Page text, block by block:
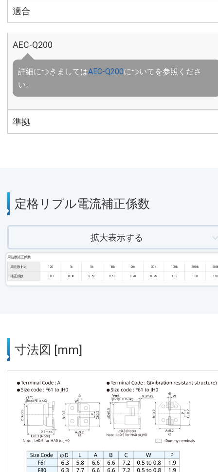
適合
AEC-Q200
詳細につきましてはAEC-Q200についてを参照くださ
い。
準拠
定格リプル電流補正係数
拡大表示する
周波数補正係数
周波数 [Hz] 120 1k 5k 10k 20k 30k 100k 300k
補正係数 0.07 0.30 0.50 0.60 0.70 0.75 1.00 1.00
寸法図 [mm]